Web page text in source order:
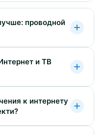
проводной
и ТВ
к интернету